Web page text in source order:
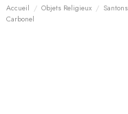
Commandez avant
Accueil Objets Religieux
Carbonel